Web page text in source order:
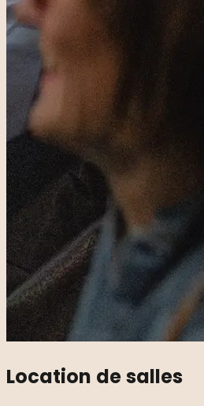
Location de salles